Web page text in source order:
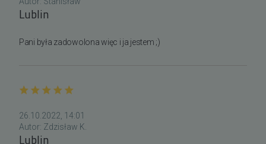
Lublin
Pani była zadowolona więc i ja jestem ;)
26.10.2022, 14:01
Autor: Zdzisław K.
Lublin